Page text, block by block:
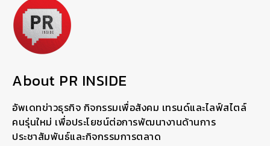
About PR INSIDE
อัพเดทข่าวธุรกิจ กิจกรรมเพื่อสังคม เทรนด์และไลฟ์สไตล์
คนรุ่นใหม่ เพื่อประโยชน์ต่อการพัฒนางานด้านการ
ประชาสัมพันธ์และกิจกรรมการตลาด